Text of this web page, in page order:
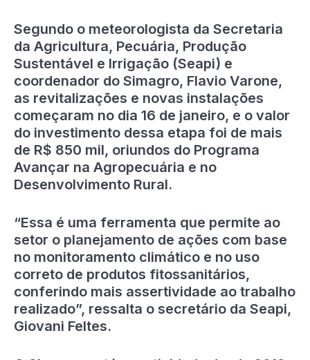
Segundo o meteorologista da Secretaria
da Agricultura, Pecuária, Produção
Sustentável e Irrigação (Seapi) e
coordenador do Simagro, Flavio Varone,
as revitalizações e novas instalações
começaram no dia 16 de janeiro, e o valor
do investimento dessa etapa foi de mais
de R$ 850 mil, oriundos do Programa
Avançar na Agropecuária e no
Desenvolvimento Rural.
“Essa é uma ferramenta que permite ao
setor o planejamento de ações com base
no monitoramento climático e no uso
correto de produtos fitossanitários,
conferindo mais assertividade ao trabalho
realizado”, ressalta o secretário da Seapi,
Giovani Feltes.